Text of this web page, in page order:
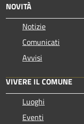
NOVITÀ
Notizie
Comunicati
Avvisi
VIVERE IL COMUNE
Luoghi
Eventi